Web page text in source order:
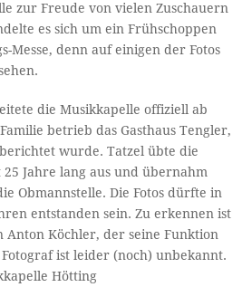
zur Freude von vielen Zuschauern
es sich um ein Frühschoppen
Messe, denn auf einigen der Fotos
die Musikkapelle offiziell ab
betrieb das Gasthaus Tengler,
wurde. Tatzel übte die
Jahre lang aus und übernahm
Obmannstelle. Die Fotos dürfte in
entstanden sein. Zu erkennen ist
Anton Köchler, der seine Funktion
ist leider (noch) unbekannt.
Hötting